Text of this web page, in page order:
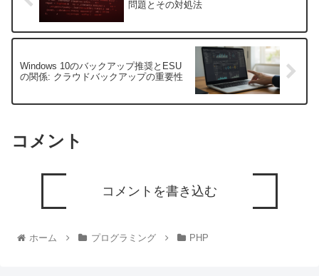
問題とその対処法
Windows 10のバックアップ推奨とESU
の関係: クラウドバックアップの重要性
コメント
コメントを書き込む
ホーム プログラミング PHP